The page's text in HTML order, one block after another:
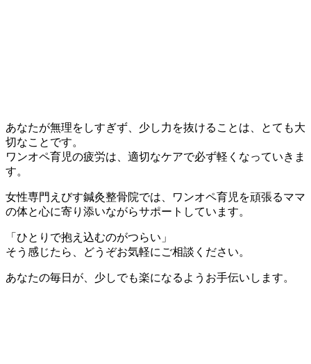
あなたが無理をしすぎず、少し力を抜けることは、とても大
切なことです。
ワンオペ育児の疲労は、適切なケアで必ず軽くなっていきま
す。
女性専門えびす鍼灸整骨院では、ワンオペ育児を頑張るママ
の体と心に寄り添いながらサポートしています。
「ひとりで抱え込むのがつらい」
そう感じたら、どうぞお気軽にご相談ください。
あなたの毎日が、少しでも楽になるようお手伝いします。